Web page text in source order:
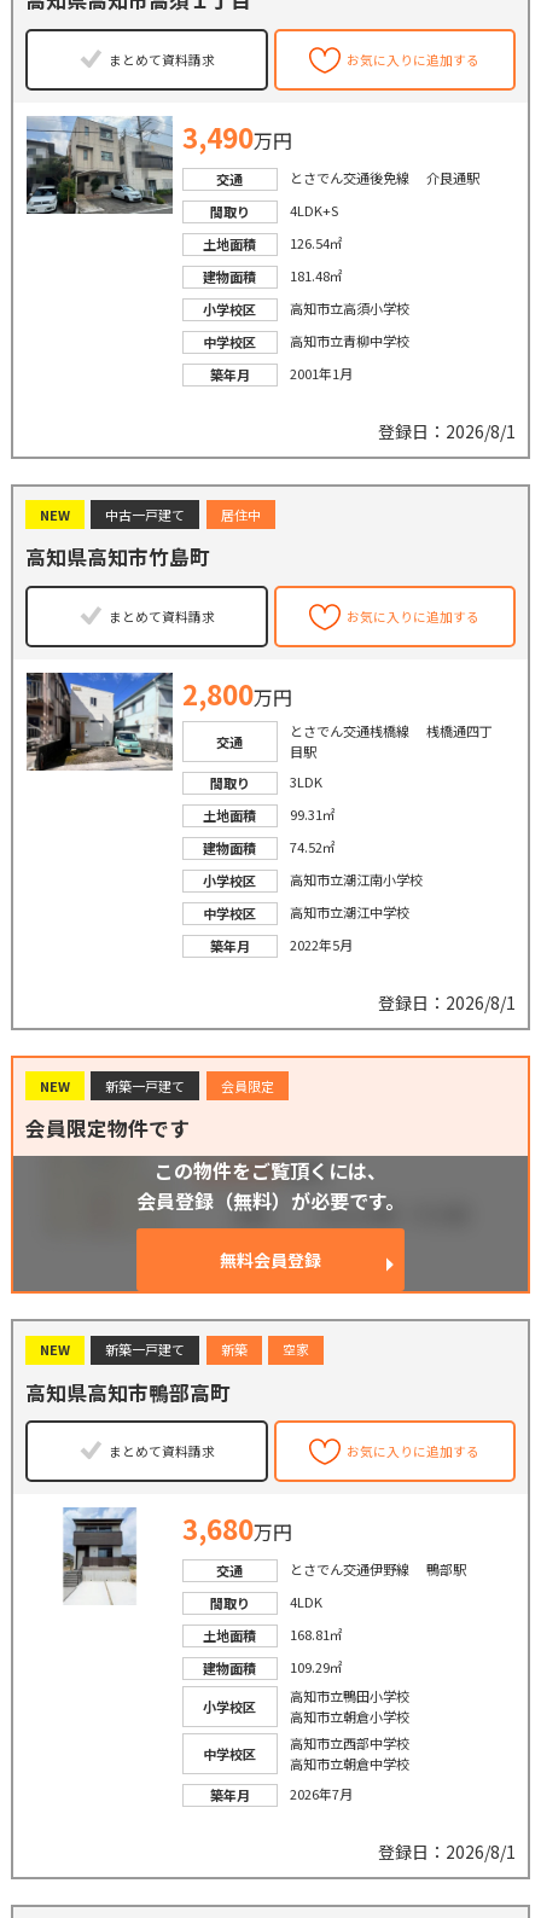
まとめて資料請求 お気に入りに追加する
3,490万円
交通
とさでん交通後免線 介良通駅
間取り
4LDK+S
土地面積
126.54㎡
建物面積
181.48㎡
小学校区
高知市立高須小学校
中学校区
高知市立青柳中学校
築年月
2001年1月
登録日：2026/8/1
NEW 中古一戸建て 居住中
高知県高知市竹島町
まとめて資料請求 お気に入りに追加する
2,800万円
交通
とさでん交通桟橋線 桟橋通四丁
目駅
間取り
3LDK
土地面積
99.31㎡
建物面積
74.52㎡
小学校区
高知市立潮江南小学校
中学校区
高知市立潮江中学校
築年月
2022年5月
登録日：2026/8/1
NEW 新築一戸建て 会員限定
会員限定物件です
この物件をご覧頂くには、
会員登録（無料）が必要です。
無料会員登録
NEW 新築一戸建て 新築 空家
高知県高知市鴨部高町
まとめて資料請求 お気に入りに追加する
3,680万円
交通
とさでん交通伊野線 鴨部駅
間取り
4LDK
土地面積
168.81㎡
建物面積
109.29㎡
小学校区
高知市立鴨田小学校
高知市立朝倉小学校
中学校区
高知市立西部中学校
高知市立朝倉中学校
築年月
2026年7月
登録日：2026/8/1